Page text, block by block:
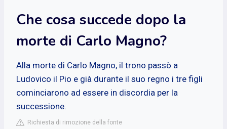
Che cosa succede dopo la
morte di Carlo Magno?
Alla morte di Carlo Magno, il trono passò a
Ludovico il Pio e già durante il suo regno i tre figli
cominciarono ad essere in discordia per la
successione.
Richiesta di rimozione della fonte